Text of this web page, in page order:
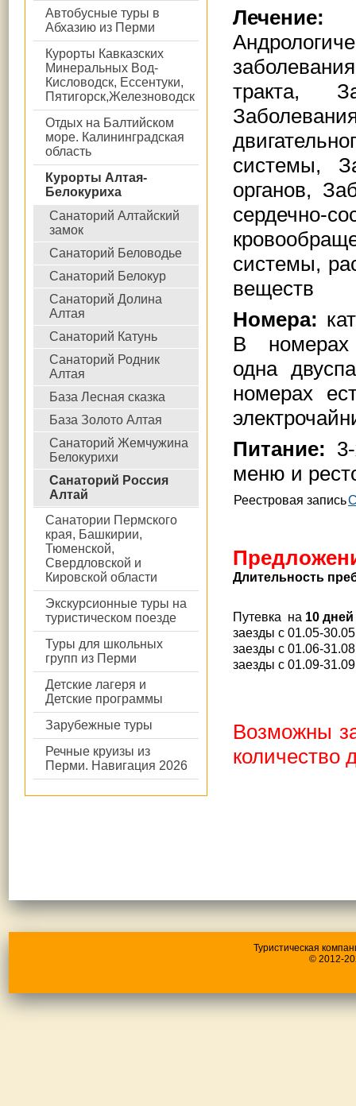
Автобусные туры в
Абхазию из Перми
Курорты Кавказских
Минеральных Вод-
Кисловодск, Ессентуки,
Пятигорск,Железноводск
Отдых на Балтийском
море. Калининградская
область
Курорты Алтая-
Белокуриха
Санаторий Алтайский
замок
Санаторий Беловодье
Санаторий Белокур
Санаторий Долина
Алтая
Санаторий Катунь
Санаторий Родник
Алтая
База Лесная сказка
База Золото Алтая
Санаторий Жемчужина
Белокурихи
Санаторий Россия
Алтай
Санатории Пермского
края, Башкирии,
Тюменской,
Свердловской и
Кировской области
Экскурсионные туры на
туристическом поезде
Туры для школьных
групп из Перми
Детские лагеря и
Детские программы
Зарубежные туры
Речные круизы из
Перми. Навигация 2026
тракта,
системы,
органов,
системы,
веществ
Номера:
В номерах
одна
номерах
Питание:
меню и
Реестровая запись
Длительность
Путевка на 10
заезды с 01.05-30.05
заезды с 01.06-31.08
заезды с 01.09-31.09
Возможны
количество
Туристическая
© 2012-